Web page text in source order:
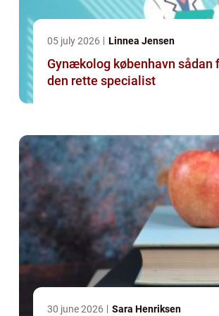
05 july 2026 Linnea Jensen
Gynækolog københavn sådan finder du
den rette specialist
30 june 2026 Sara Henriksen